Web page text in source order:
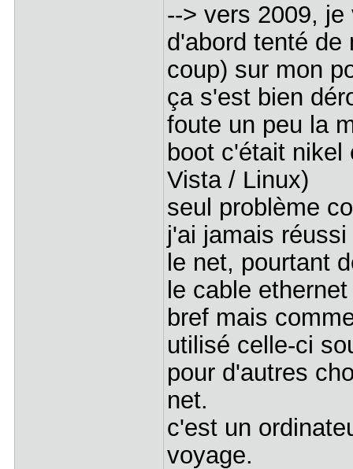
--> vers 2009,
d'abord tenté de
coup) sur mon
ça s'est bien
foute un peu la
boot c'était
Vista / Linux)
seul problème
j'ai jamais
le net, pourtant
le cable
bref mais
utilisé celle-ci
pour d'autres
net.
c'est un
voyage.